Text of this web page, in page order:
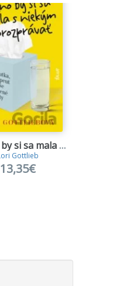
Možno by si sa mala s niekým porozprávať
Gottlieb
13,35€